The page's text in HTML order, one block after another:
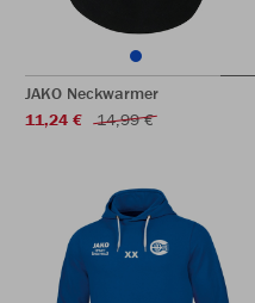
JAKO Neckwarmer
11,24 €
14,99 €